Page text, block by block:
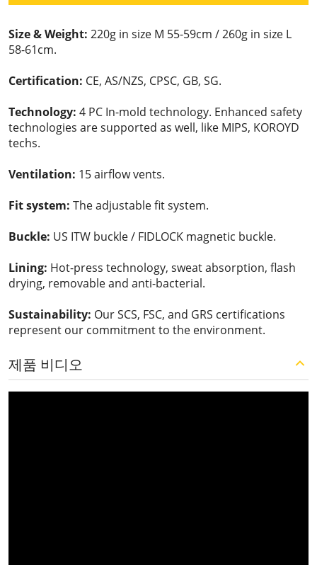
Size & Weight: 220g in size M 55-59cm / 260g in size L
58-61cm.
Certification: CE, AS/NZS, CPSC, GB, SG.
Technology: 4 PC In-mold technology. Enhanced safety
technologies are supported as well, like MIPS, KOROYD
techs.
Ventilation: 15 airflow vents.
Fit system: The adjustable fit system.
Buckle: US ITW buckle / FIDLOCK magnetic buckle.
Lining: Hot-press technology, sweat absorption, flash
drying, removable and anti-bacterial.
Sustainability: Our SCS, FSC, and GRS certifications
represent our commitment to the environment.
제품 비디오